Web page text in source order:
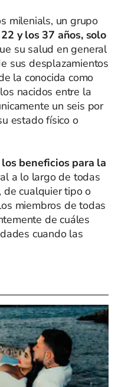
milenials, un grupo
y los 37 años, solo
su salud en general
sus desplazamientos
la conocida como
nacidos entre la
un seis por
estado físico o
los beneficios para la
a lo largo de todas
de cualquier tipo o
miembros de todas
de cuáles
cuando las